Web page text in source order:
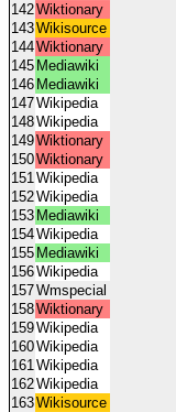
142Wiktionary
143Wikisource
144Wiktionary
145 Mediawiki
146 Mediawiki
147Wikipedia
148Wikipedia
149Wiktionary
150Wiktionary
151Wikipedia
152Wikipedia
153 Mediawiki
154Wikipedia
155 Mediawiki
156Wikipedia
157Wmspecial
158Wiktionary
159Wikipedia
160Wikipedia
161Wikipedia
162Wikipedia
163Wikisource